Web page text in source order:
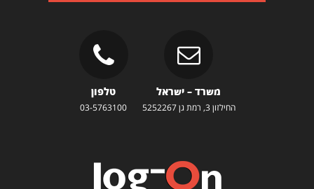
משרד – ישראל
החילזון 3, רמת גן 5252267
טלפון
03-5763100